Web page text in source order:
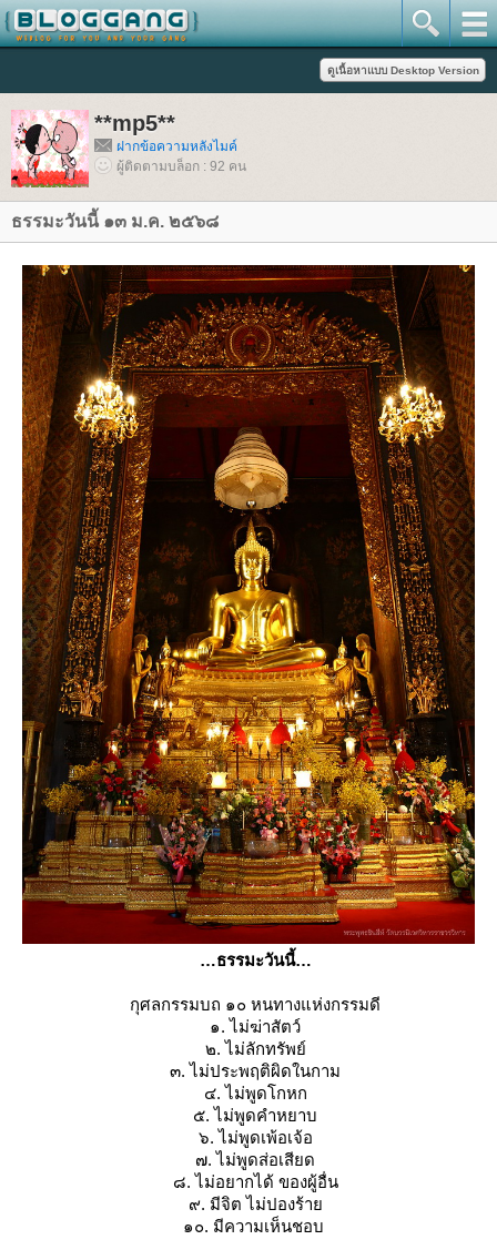
**mp5**
ฝากข้อความหลังไมค์
ผู้ติดตามบล็อก : 92 คน
ธรรมะวันนี้ ๑๓ ม.ค. ๒๕๖๘
ธรรมะวันนี้
กุศลกรรมบถ ๑๐ หนทางแห่งกรรมดี
๑. ไม่ฆ่าสัตว์
๒. ไม่ลักทรัพย์
๓. ไม่ประพฤติผิดในกาม
๔. ไม่พูดโกหก
๕. ไม่พูดคำหยาบ
๖. ไม่พูดเพ้อเจ้อ
๗. ไม่พูดส่อเสียด
๘. ไม่อยากได้ ของผู้อื่น
๙. มีจิต ไม่ปองร้า
๑๐. มีความเห็นชอบ